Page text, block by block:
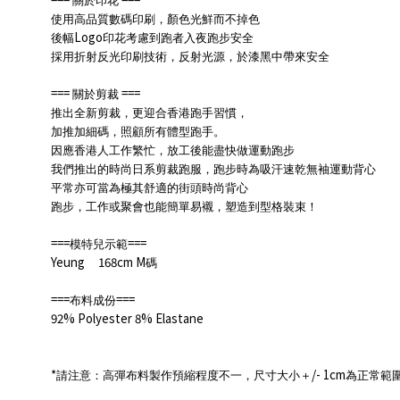
使用高品質數碼印刷，顏色光鮮而不掉色
後幅Logo印花考慮到跑者入夜跑步安全
採用折射反光印刷技術，反射光源，於漆黑中帶來安全
=== 關於剪裁 ===
推出全新剪裁，更迎合香港跑手習慣，
加推加細碼，照顧所有體型跑手。
因應香港人工作繁忙，放工後能盡快做運動跑步
我們推出的時尚日系剪裁跑服，跑步時為吸汗速乾無袖運動背心
平常亦可當為極其舒適的街頭時尚背心
跑步，工作或聚會也能簡單易襯，塑造到型格裝束！
===模特兒示範===
Yeung 168cm M碼
===布料成份===
92% Polyester 8% Elastane
*請注意：高彈布料製作預縮程度不一，尺寸大小＋ /- 1cm為正常範